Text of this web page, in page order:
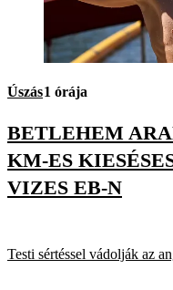
Úszás1 órája
BETLEHEM
KM-ES
VIZES EB-N
Testi sértéssel vádolják az